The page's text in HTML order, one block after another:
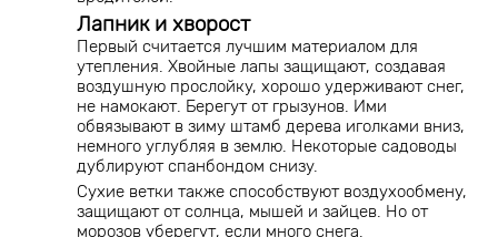
Лапник и хворост
Первый считается лучшим материалом для
утепления. Хвойные лапы защищают, создавая
воздушную прослойку, хорошо удерживают снег,
не намокают. Берегут от грызунов. Ими
обвязывают в зиму штамб дерева иголками вниз,
немного углубляя в землю. Некоторые садоводы
дублируют спанбондом снизу.
Сухие ветки также способствуют воздухообмену,
защищают от солнца, мышей и зайцев. Но от
морозов уберегут, если много снега.